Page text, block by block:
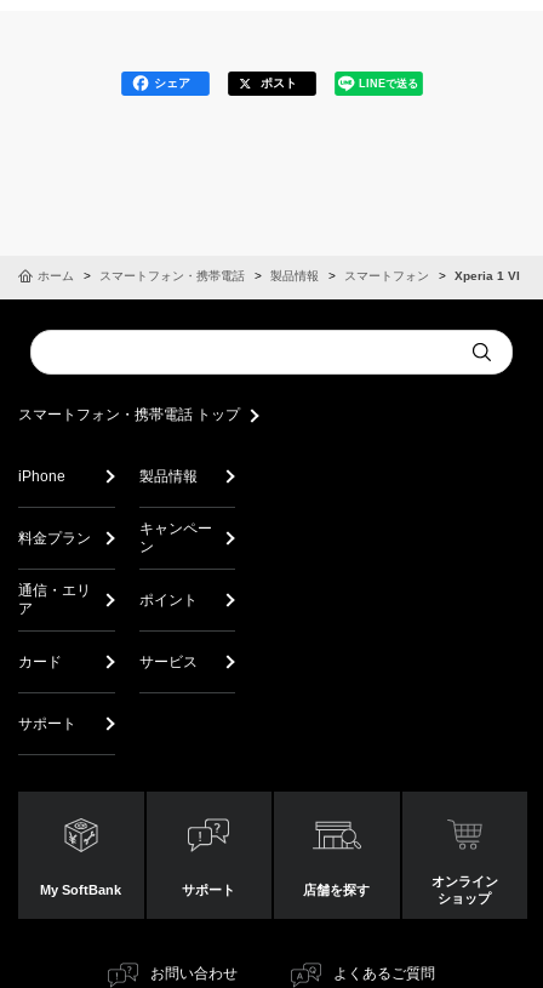
シェア ポスト LINEで送る
ホーム スマートフォン・携帯電話 製品情報 スマートフォン Xperia 1 VI
Conduct
a
Submit
スマートフォン・携帯電話 トップ
iPhone 製品情報
料金プラン
キャンペー
ン
通信・エリ
ア
ポイント
カード サービス
サポート
My SoftBank サポート 店舗を探す
オンライン
ショップ
お問い合わせ よくあるご質問